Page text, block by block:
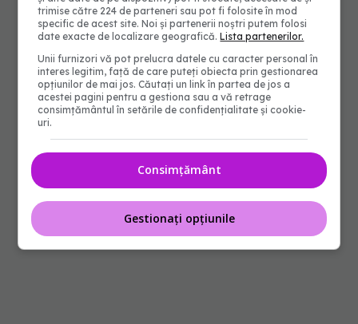
trimise către 224 de parteneri sau pot fi folosite în mod
specific de acest site. Noi și partenerii noștri putem folosi
date exacte de localizare geografică.Lista partenerilor.
Unii furnizori vă pot prelucra datele cu caracter personal în
interes legitim, față de care puteți obiecta prin gestionarea
opțiunilor de mai jos. Căutați un link în partea de jos a
acestei pagini pentru a gestiona sau a vă retrage
consimțământul în setările de confidențialitate și cookie-
uri.
Consimțământ
Gestionați opțiunile